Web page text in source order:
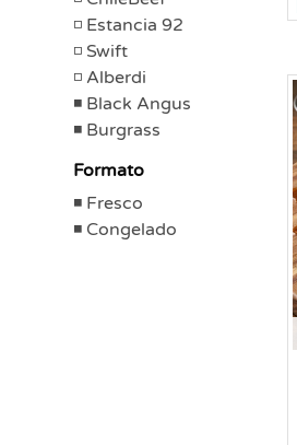
Estancia 92
Swift
Alberdi
Black Angus
Burgrass
Formato
Fresco
Congelado